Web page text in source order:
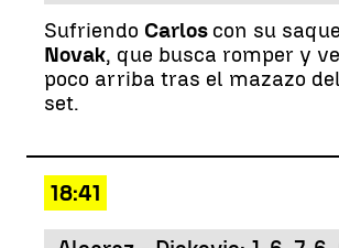
Sufriendo Carlos con su
Novak, que busca romper y
poco arriba tras el mazazo
set.
18:41